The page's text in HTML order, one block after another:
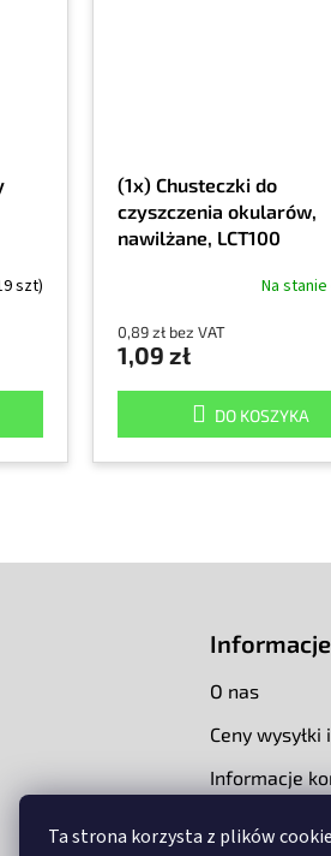
Ta strona korzysta z plików
szt)
(1x) Chusteczki do
czyszczenia okularów,
nawilżane, LCT100
Na stanie
0,89 zł bez VAT
1,09 zł
DO KOSZYKA
O nas
Ceny
Informacje